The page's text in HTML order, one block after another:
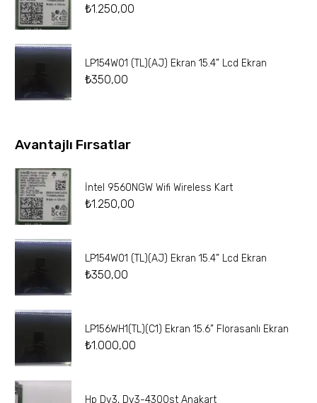
₺1.250,00
LP154W01 (TL)(AJ) Ekran 15.4” Lcd Ekran
₺350,00
Avantajlı Fırsatlar
İntel 9560NGW Wifi Wireless Kart
₺1.250,00
LP154W01 (TL)(AJ) Ekran 15.4” Lcd Ekran
₺350,00
LP156WH1(TL)(C1) Ekran 15.6” Florasanlı Ekran
₺1.000,00
Hp Dv3, Dv3-4300st Anakart